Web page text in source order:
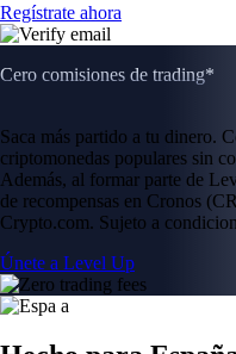
Regístrate ahora
Cero comisiones de trading*
Saca más partido a tu dinero.
criptomonedas populares sin
Además, al formar parte de
de recompensas en Cronos
Crypto.com. Sujeto a
Únete a Level Up